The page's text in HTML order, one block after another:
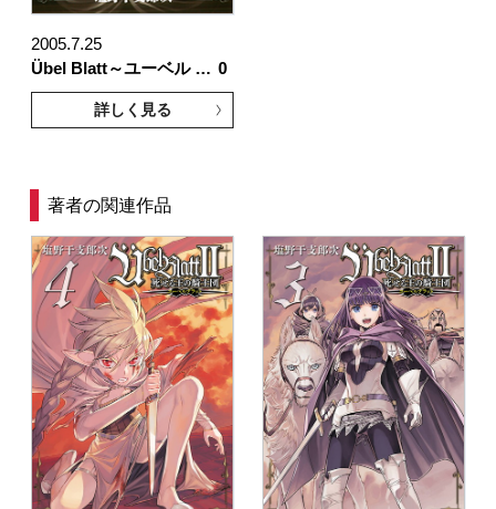
2005.7.25
Übel Blatt～ユーベル … 0
詳しく見る
著者の関連作品